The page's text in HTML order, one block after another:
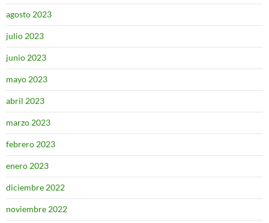
agosto 2023
julio 2023
junio 2023
mayo 2023
abril 2023
marzo 2023
febrero 2023
enero 2023
diciembre 2022
noviembre 2022